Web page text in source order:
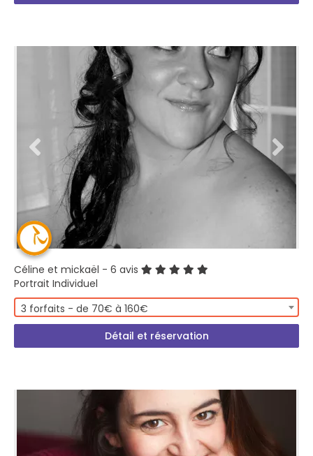
Céline et mickaël - 6 avis
Portrait Individuel
3 forfaits - de 70€ à 160€
Détail et réservation